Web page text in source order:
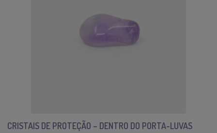
CRISTAIS DE PROTEÇÃO – DENTRO DO PORTA-LUVAS